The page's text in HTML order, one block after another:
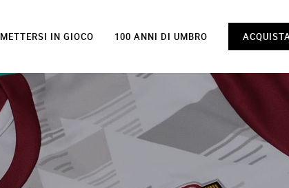
METTERSI IN GIOCO 100 ANNI DI UMBRO